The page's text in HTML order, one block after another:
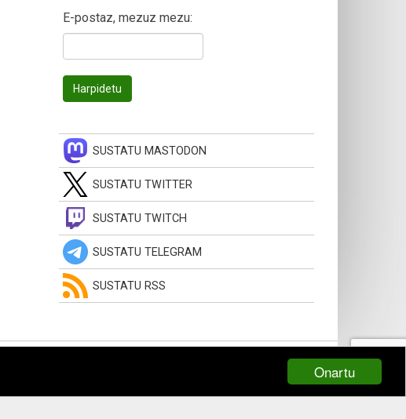
Onartu
E-postaz, mezuz mezu:
SUSTATU MASTODON
SUSTATU TWITTER
SUSTATU TWITCH
SUSTATU TELEGRAM
SUSTATU RSS